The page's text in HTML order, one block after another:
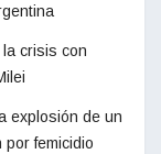
crisis con
explosión de un
femicidio